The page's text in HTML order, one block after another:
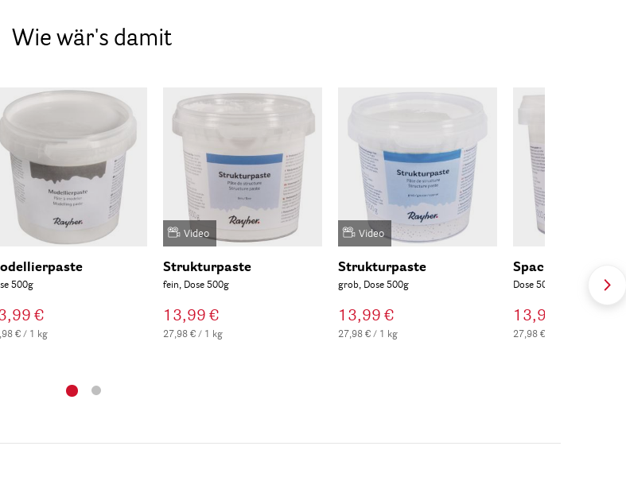
Wie wär's damit
500g
€
€ / 1 kg
Video
Strukturpaste
fein, Dose 500g
13,99 €
27,98 € / 1 kg
Video
Strukturpaste
grob, Dose 500g
13,99 €
27,98 € / 1 kg
Spachtelcreme
Dose 500g
13,99 €
27,98 € / 1 kg